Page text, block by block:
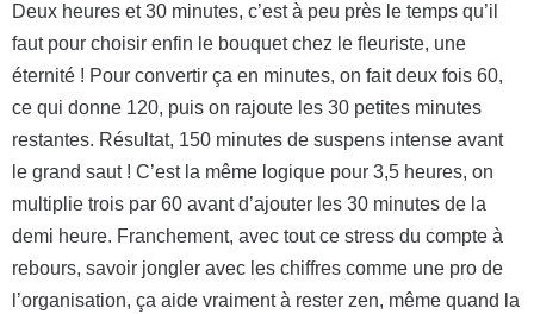
Deux heures et 30 minutes, c’est à peu près le temps qu’il
faut pour choisir enfin le bouquet chez le fleuriste, une
éternité ! Pour convertir ça en minutes, on fait deux fois 60,
ce qui donne 120, puis on rajoute les 30 petites minutes
restantes. Résultat, 150 minutes de suspens intense avant
le grand saut ! C’est la même logique pour 3,5 heures, on
multiplie trois par 60 avant d’ajouter les 30 minutes de la
demi heure. Franchement, avec tout ce stress du compte à
rebours, savoir jongler avec les chiffres comme une pro de
l’organisation, ça aide vraiment à rester zen, même quand la